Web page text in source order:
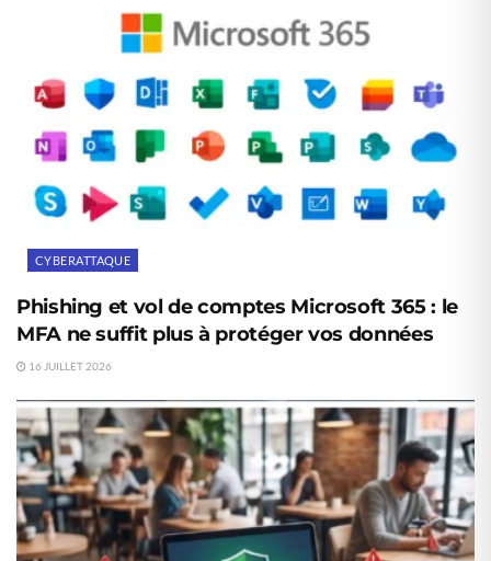
CYBERATTAQUE
Phishing et vol de comptes Microsoft 365 : le
MFA ne suffit plus à protéger vos données
16 JUILLET 2026